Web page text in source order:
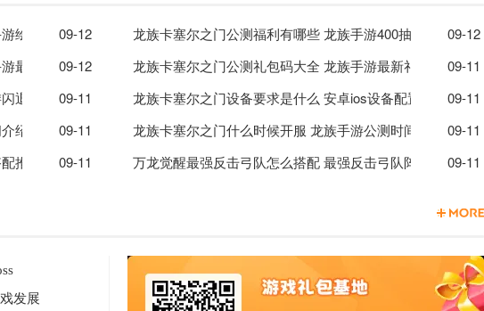
绘梨衣配队攻略
09-12 龙族卡塞尔之门公测福利有哪些 龙族手游400抽资源怎么获取
09-12
最新兑换码分享
09-12 龙族卡塞尔之门公测礼包码大全 龙族手游最新礼包码汇总
09-11
退/黑屏解决方法
09-11 龙族卡塞尔之门设备要求是什么 安卓ios设备配置推荐 09-11
绍
09-11 龙族卡塞尔之门什么时候开服 龙族手游公测时间一览
09-11
推荐
09-11 万龙觉醒最强反击弓队怎么搭配 最强反击弓队阵容搭配推荐
09-11
发展